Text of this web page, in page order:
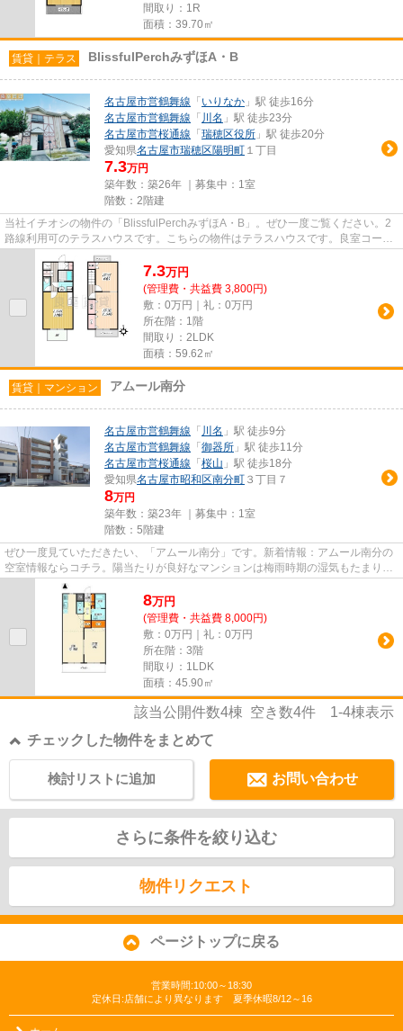
間取り：1R
面積：39.70㎡
賃貸｜テラス BlissfulPerchみずほA・B
名古屋市営鶴舞線 「 いりなか 」駅 徒歩16分
名古屋市営鶴舞線 「 川名 」駅 徒歩23分
名古屋市営桜通線 「 瑞穂区役所 」駅 徒歩20分
愛知県名古屋市瑞穂区陽明町 １丁目
7.3万円
築年数：築26年 ｜募集中： 1室
階数：2階建
当社イチオシの物件の「BlissfulPerchみずほA・B」。ぜひ一度ご覧ください。2
路線利用可のテラスハウスです。こちらの物件はテラスハウスです。良室コーポ
レーション良室賃貸 大津通...
7.3万円
(管理費・共益費 3,800円)
敷：0万円｜礼：0万円
所在階：1階
間取り：2LDK
面積：59.62㎡
賃貸｜マンション アムール南分
名古屋市営鶴舞線 「 川名 」駅 徒歩9分
名古屋市営鶴舞線 「 御器所 」駅 徒歩11分
名古屋市営桜通線 「 桜山 」駅 徒歩18分
愛知県名古屋市昭和区南分町 ３丁目７
8万円
築年数：築23年 ｜募集中： 1室
階数：5階建
ぜひ一度見ていただきたい、「アムール南分」です。新着情報：アムール南分の
空室情報ならコチラ。陽当たりが良好なマンションは梅雨時期の湿気もたまりに
くい条件となっています。徒...
8万円
(管理費・共益費 8,000円)
敷：0万円｜礼：0万円
所在階：3階
間取り：1LDK
面積：45.90㎡
該当公開件数4棟 空き数4件 1-4棟表示
チェックした物件をまとめて
お問い合わせ
検討リストに追加
さらに条件を絞り込む
物件リクエスト
ページトップに戻る
営業時間:10:00～18:30
定休日:店舗により異なります 夏季休暇8/12～16